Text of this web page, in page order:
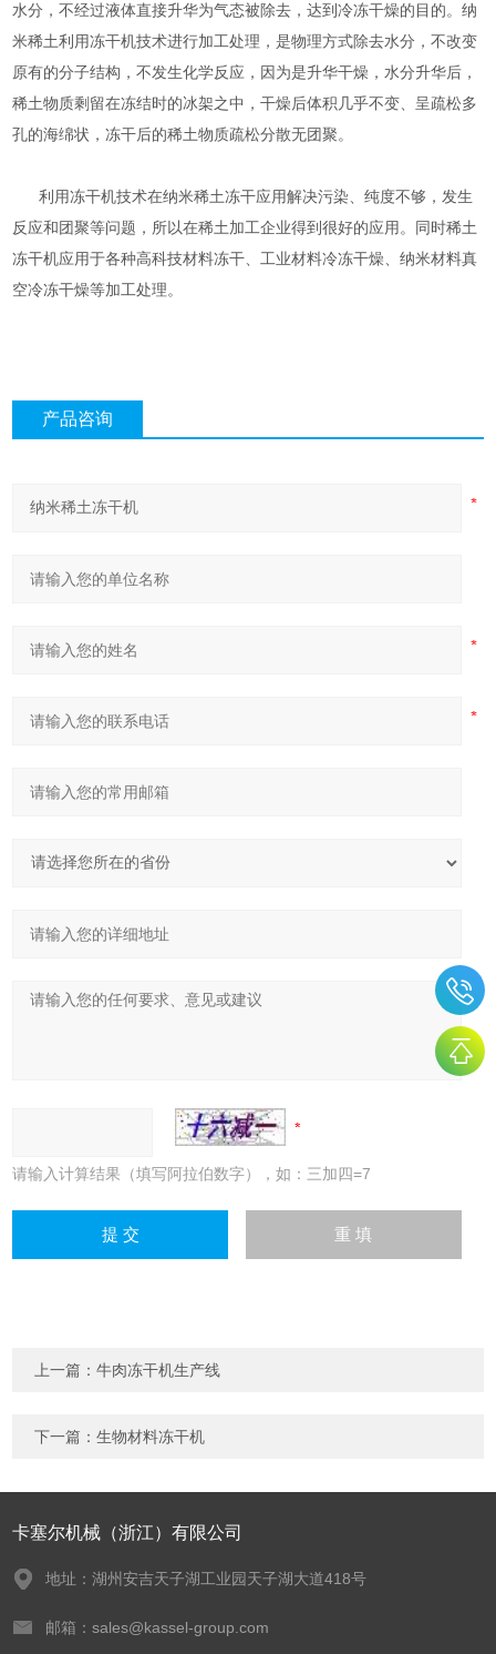
水分，不经过液体直接升华为气态被除去，达到冷冻干燥的目的。纳
米稀土利用冻干机技术进行加工处理，是物理方式除去水分，不改变
原有的分子结构，不发生化学反应，因为是升华干燥，水分升华后，
稀土物质剩留在冻结时的冰架之中，干燥后体积几乎不变、呈疏松多
孔的海绵状，冻干后的稀土物质疏松分散无团聚。
利用冻干机技术在纳米稀土冻干应用解决污染、纯度不够，发生
反应和团聚等问题，所以在稀土加工企业得到很好的应用。同时稀土
冻干机应用于各种高科技材料冻干、工业材料冷冻干燥、纳米材料真
空冷冻干燥等加工处理。
产品咨询
请输入计算结果（填写阿拉伯数字），如：三加四=7
上一篇：牛肉冻干机生产线
下一篇：生物材料冻干机
卡塞尔机械（浙江）有限公司
地址：湖州安吉天子湖工业园天子湖大道418号
邮箱：sales@kassel-group.com